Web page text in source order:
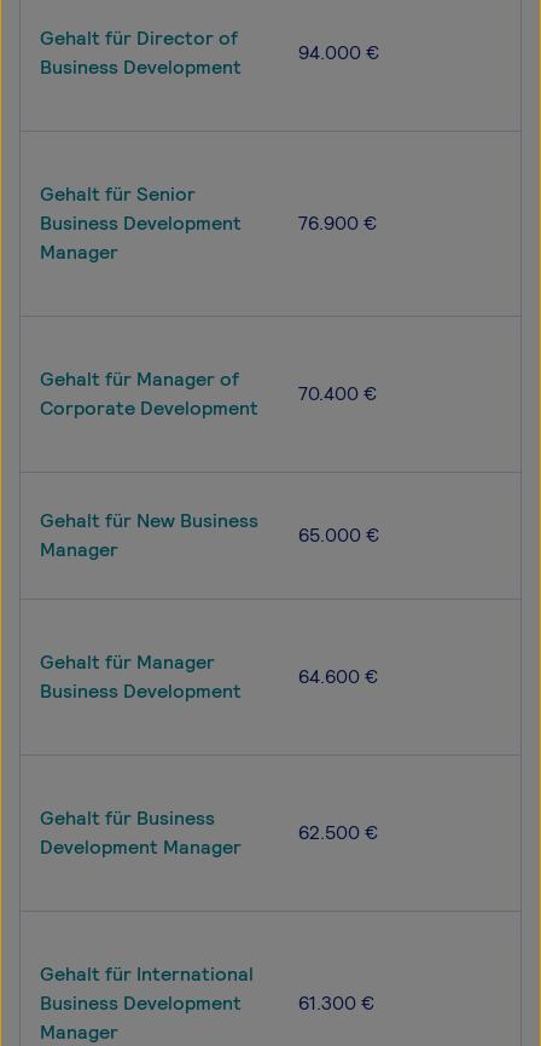
Gehalt für Director of
Business Development
94.000 €
Gehalt für Senior
Business Development
Manager
76.900 €
Gehalt für Manager of
Corporate Development
70.400 €
Gehalt für New Business
Manager
65.000 €
Gehalt für Manager
Business Development
64.600 €
Gehalt für Business
Development Manager
62.500 €
Gehalt für International
Business Development
Manager
61.300 €